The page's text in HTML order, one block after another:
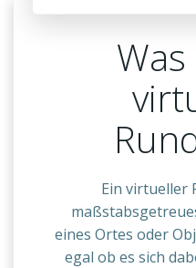
Ein virtueller
eines Ortes oder
egal ob es sich